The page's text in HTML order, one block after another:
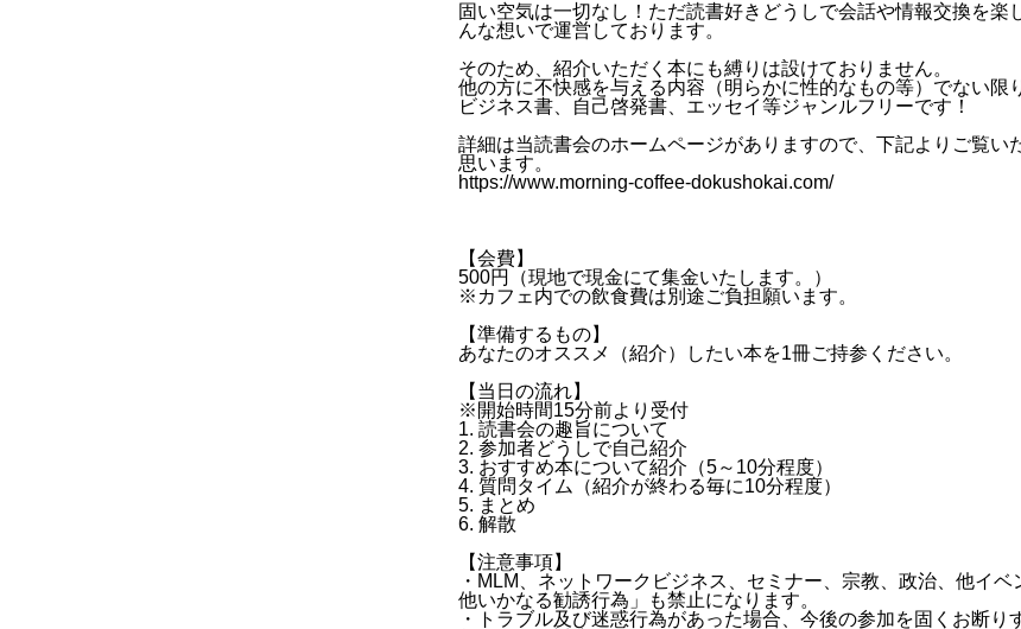
固い空気は一切なし！ただ読書好きどうしで会話や情報交換を楽
んな想いで運営しております。
そのため、紹介いただく本にも縛りは設けておりません。
他の方に不快感を与える内容（明らかに性的なもの等）でない限
ビジネス書、自己啓発書、エッセイ等ジャンルフリーです！
詳細は当読書会のホームページがありますので、下記よりご覧い
思います。
https://www.morning-coffee-dokushokai.com/
【会費】
500円（現地で現金にて集金いたします。）
※カフェ内での飲食費は別途ご負担願います。
【準備するもの】
あなたのオススメ（紹介）したい本を1冊ご持参ください。
【当日の流れ】
※開始時間15分前より受付
1. 読書会の趣旨について
2. 参加者どうしで自己紹介
3. おすすめ本について紹介（5～10分程度）
4. 質問タイム（紹介が終わる毎に10分程度）
5. まとめ
6. 解散
【注意事項】
・MLM、ネットワークビジネス、セミナー、宗教、政治、他イベ
他いかなる勧誘行為」も禁止になります。
・トラブル及び迷惑行為があった場合、今後の参加を固くお断り